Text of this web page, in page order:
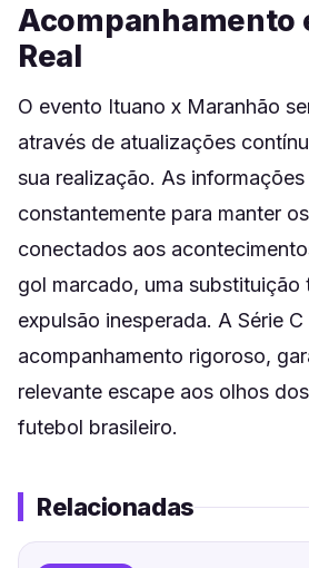
Acompanhamento
Real
O evento Ituano x Maranhão
através de atualizações
sua realização. As informações
constantemente para manter
conectados aos
gol marcado, uma substituição
expulsão inesperada. A Série
acompanhamento rigoroso,
relevante escape aos olhos
futebol brasileiro.
Relacionadas